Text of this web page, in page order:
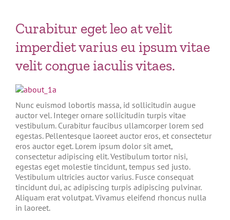
Curabitur eget leo at velit
imperdiet varius eu ipsum vitae
velit congue iaculis vitaes.
Nunc euismod lobortis massa, id sollicitudin augue
auctor vel. Integer ornare sollicitudin turpis vitae
vestibulum. Curabitur faucibus ullamcorper lorem sed
egestas. Pellentesque laoreet auctor eros, et consectetur
eros auctor eget. Lorem ipsum dolor sit amet,
consectetur adipiscing elit. Vestibulum tortor nisi,
egestas eget molestie tincidunt, tempus sed justo.
Vestibulum ultricies auctor varius. Fusce consequat
tincidunt dui, ac adipiscing turpis adipiscing pulvinar.
Aliquam erat volutpat. Vivamus eleifend rhoncus nulla
in laoreet.